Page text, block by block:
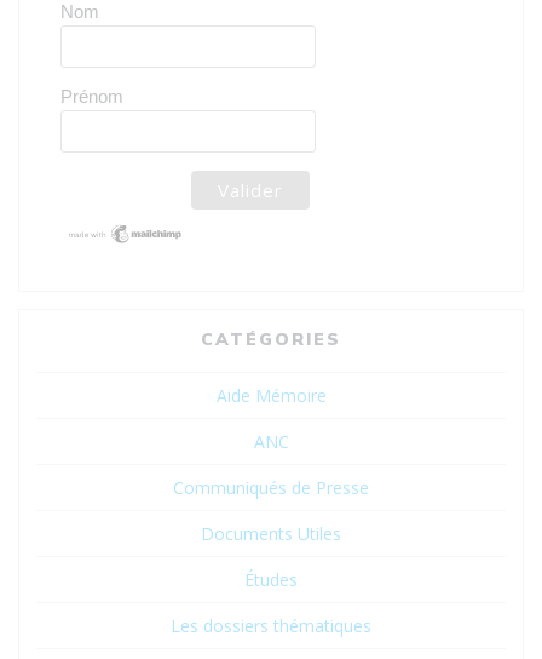
Nom
Prénom
CATÉGORIES
Aide Mémoire
ANC
Communiqués de Presse
Documents Utiles
Études
Les dossiers thématiques